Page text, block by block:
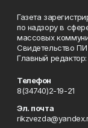
Газета
по надзору в
массовых
Свидетельство ПИ
Главный
Телефон
8(34740)2-19-21
Эл. почта